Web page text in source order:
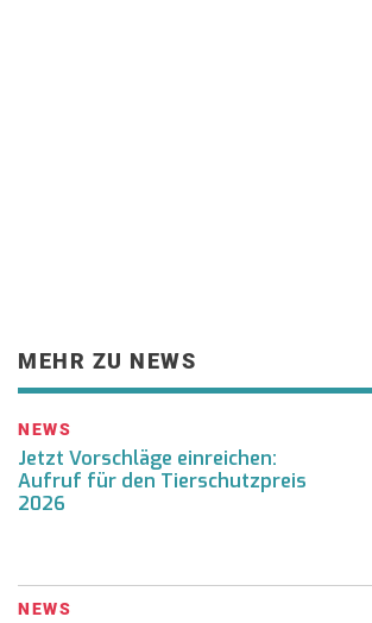
MEHR ZU NEWS
NEWS
Jetzt Vorschläge einreichen:
Aufruf für den Tierschutzpreis
2026
NEWS